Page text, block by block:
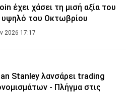
έχει χάσει τη μισή αξία του
του Οκτωβρίου
2026 17:17
Stanley λανσάρει trading
- Πλήγμα στις